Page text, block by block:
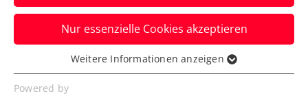
Und Filip Misolic trifft beim ATP-Klassiker
in Wien zum Auftakt auf Camilo Ugo
Carabelli.
Verfasst von: Presseaussendung / Redaktion, 18.10.2025
Nur essenzielle Cookies akzeptieren
Essenziell
Essenzielle Cookies werden für grundlegende
Weitere Informationen anzeigen
Powered by